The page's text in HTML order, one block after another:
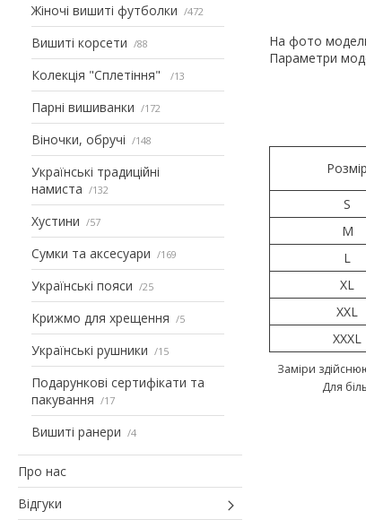
Жіночі вишиті футболки 472
Вишиті корсети 88
Колекція "Сплетіння" 13
Парні вишиванки 172
Віночки, обручі 148
Українські традиційні
намиста
132
Хустини 57
Сумки та аксесуари 169
Українські пояси 25
Крижмо для хрещення 5
Українські рушники 15
Подарункові сертифікати та
пакування
17
Вишиті ранери 4
Про нас
Відгуки
На фото
Параметри
Розмір
S
M
L
XL
XXL
XXXL
Заміри
Для